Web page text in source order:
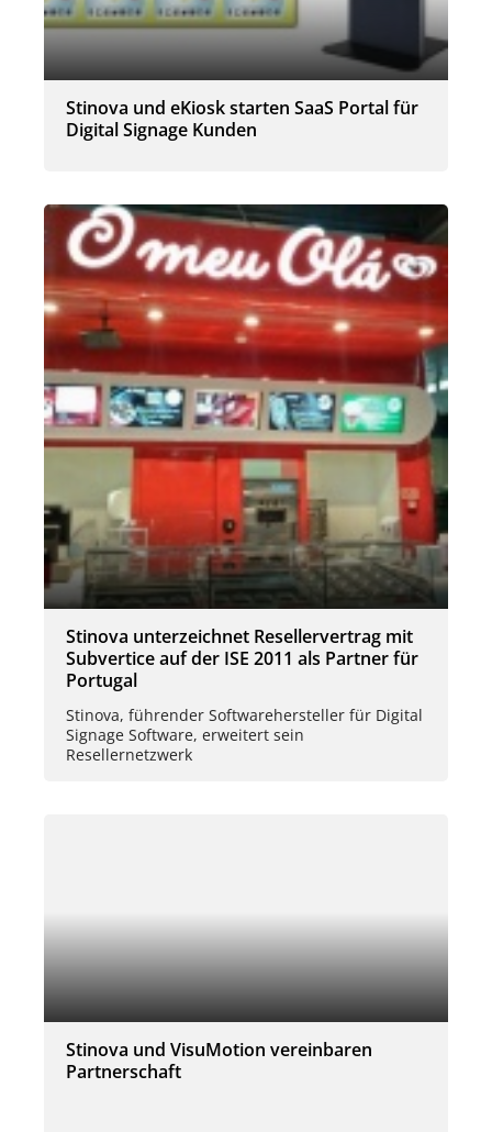
Stinova und eKiosk starten SaaS Portal für
Digital Signage Kunden
Stinova unterzeichnet Resellervertrag mit
Subvertice auf der ISE 2011 als Partner für
Portugal
Stinova, führender Softwarehersteller für Digital
Signage Software, erweitert sein
Resellernetzwerk
Stinova und VisuMotion vereinbaren
Partnerschaft